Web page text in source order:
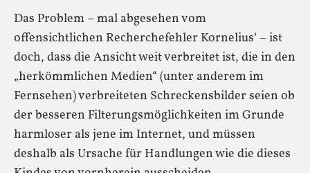
Das Problem – mal abgesehen vom
offensichtlichen Recherchefehler Kornelius‘ – ist
doch, dass die Ansicht weit verbreitet ist, die in den
„herkömmlichen Medien“ (unter anderem im
Fernsehen) verbreiteten Schreckensbilder seien ob
der besseren Filterungsmöglichkeiten im Grunde
harmloser als jene im Internet, und müssen
deshalb als Ursache für Handlungen wie die dieses